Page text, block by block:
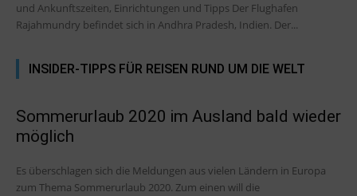
und Ankunftszeiten, Einrichtungen und Tipps Der Flughafen
Rajahmundry befindet sich in Andhra Pradesh, Indien. Der...
INSIDER-TIPPS FÜR REISEN RUND UM DIE WELT
Sommerurlaub 2020 im Ausland bald wieder
möglich
Es überschlagen sich die Meldungen aus vielen Ländern in Europa
zum Thema Sommerurlaub 2020. Zum einen will die